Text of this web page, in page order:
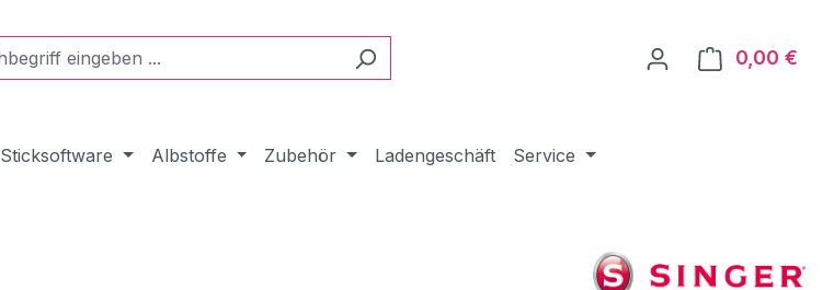
0,00 €
Sticksoftware Albstoffe Zubehör Ladengeschäft Service